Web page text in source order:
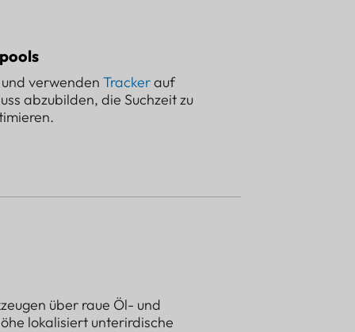
verwenden Trackerauf
abzubilden, die Suchzeit zu
über raue Öl- und
lokalisiert unterirdische